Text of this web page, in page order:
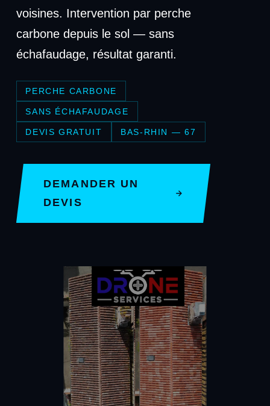
voisines. Intervention par perche
carbone depuis le sol — sans
échafaudage, résultat garanti.
PERCHE CARBONE
SANS ÉCHAFAUDAGE
DEVIS GRATUIT BAS-RHIN — 67
DEMANDER UN
DEVIS